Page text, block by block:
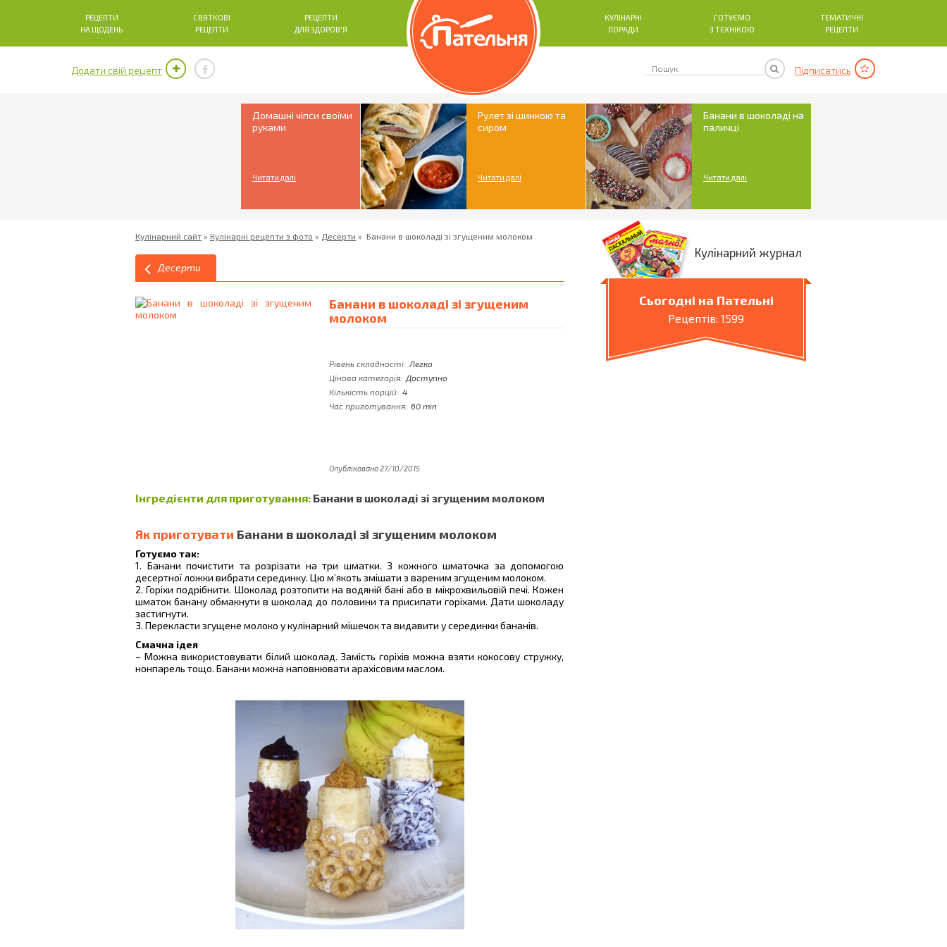
РЕЦЕПТИ
НА ЩОДЕНЬ
СВЯТКОВІ
РЕЦЕПТИ
РЕЦЕПТИ
ДЛЯ ЗДОРОВ'Я
КУЛІНАРНІ
ПОРАДИ
ГОТУЄМО
З ТЕХНІКОЮ
ТЕМАТИЧНІ
РЕЦЕПТИ
Додати свій рецепт Підписатись
Домашні чіпси своїми
руками
Читати далі
Рулет зі шинкою та
сиром
Читати далі
Банани в шоколаді на
паличці
Читати далі
Кулінарний сайт » Кулінарні рецепти з фото » Десерти » Банани в шоколаді зі згущеним молоком
Десерти
Банани в шоколаді зі згущеним
молоком
Рівень складності: Легко
Цінова категорія: Доступно
Кількість порцій: 4
Час приготування: 60 min
Опубліковано 27/10/2015
Інгредієнти для приготування: Банани в шоколаді зі згущеним молоком
Як приготувати Банани в шоколаді зі згущеним молоком
Готуємо так:
1. Банани почистити та розрізати на три шматки. З кожного шматочка за допомогою
десертної ложки вибрати серединку. Цю м’якоть змішати з вареним згущеним молоком.
2. Горіхи подрібнити. Шоколад розтопити на водяній бані або в мікрохвильовій печі. Кожен
шматок банану обмакнути в шоколад до половини та присипати горіхами. Дати шоколаду
застигнути.
3. Перекласти згущене молоко у кулінарний мішечок та видавити у серединки бананів.
Смачна ідея
– Можна використовувати білий шоколад. Замість горіхів можна взяти кокосову стружку,
нонпарель тощо. Банани можна наповнювати арахісовим маслом.
Кулінарний журнал
Сьогодні на Пательні
Рецептів: 1599